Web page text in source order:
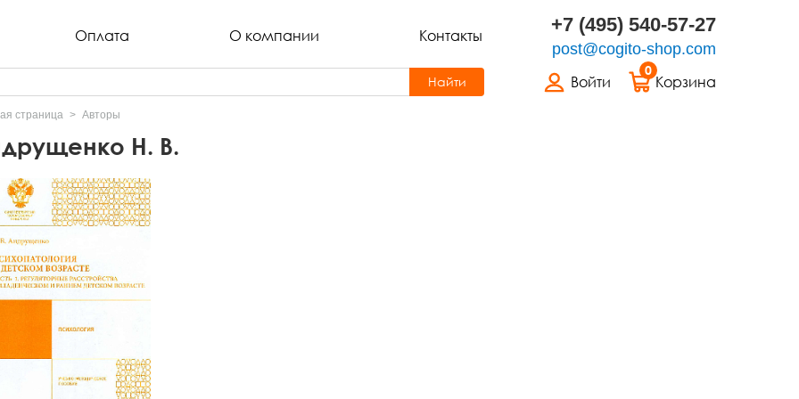
Оплата О компании Контакты +7 (495) 540-57-27
post@cogito-shop.com
Войти
0
Корзина
Найти
страница Авторы
Н. В.